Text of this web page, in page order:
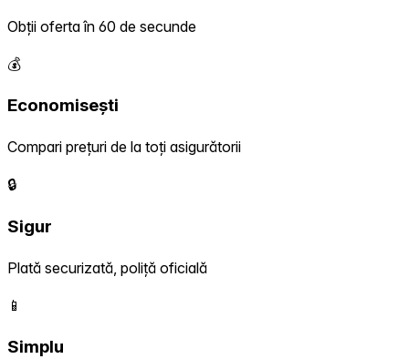
Obții oferta în 60 de secunde
💰
Economisești
Compari prețuri de la toți asigurătorii
🔒
Sigur
Plată securizată, poliță oficială
📱
Simplu